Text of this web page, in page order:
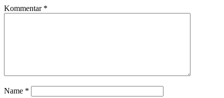
Kommentar *
Name *